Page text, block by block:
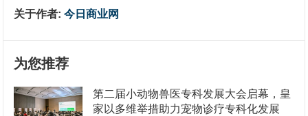
关于作者:今日商业网
为您推荐
第二届小动物兽医专科发展大会启幕，皇
家以多维举措助力宠物诊疗专科化发展